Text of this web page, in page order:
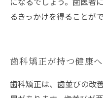
るきっかけを得ることが
歯科矯正が持つ健康
歯科矯正は、歯並びの改